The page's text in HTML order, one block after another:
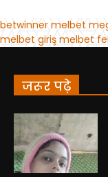
जरूर पढ़े